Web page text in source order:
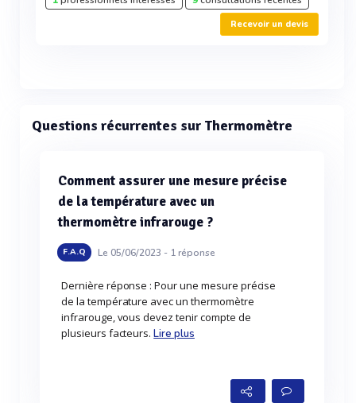
Recevoir un devis
Questions récurrentes sur Thermomètre
Comment assurer une mesure précise
de la température avec un
thermomètre infrarouge ?
F.A.Q Le 05/06/2023 - 1réponse
Dernière réponse : Pour une mesure précise
de la température avec un thermomètre
infrarouge, vous devez tenir compte de
plusieurs facteurs.Lire plus